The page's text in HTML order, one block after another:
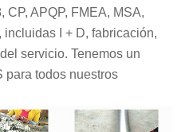
CP, APQP, FMEA, MSA,
I + D, fabricación,
servicio. Tenemos un
para todos nuestros